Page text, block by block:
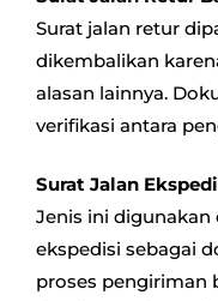
Surat jalan retur
dikembalikan
alasan lainnya.
verifikasi antara
Surat Jalan
Jenis ini
ekspedisi sebagai
proses pengiriman